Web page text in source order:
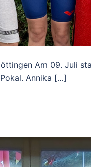
Am 09. Juli
Annika […]